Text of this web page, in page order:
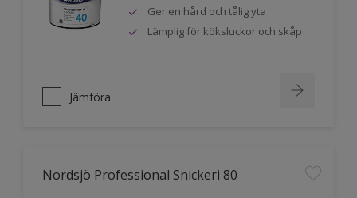
Ger en hård och tålig yta
Lämplig för köksluckor och skåp
Jämföra
Nordsjö Professional Snickeri 80